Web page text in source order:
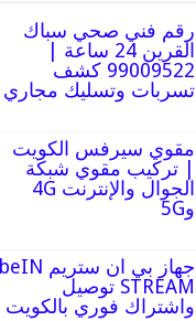
رقم فني صحي سباك
القرين 24 ساعة |
99009522 كشف
تسربات وتسليك مجاري
مقوي سيرفس الكويت
| تركيب مقوي شبكة
الجوال والإنترنت 4G
و5G
جهاز بي ان ستريم beIN
STREAM توصيل
واشتراك فوري بالكويت